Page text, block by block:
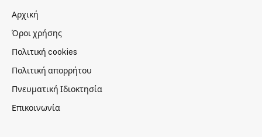
Αρχική
Όροι χρήσης
Πολιτική cookies
Πολιτική απορρήτου
Πνευματική Ιδιοκτησία
Επικοινωνία